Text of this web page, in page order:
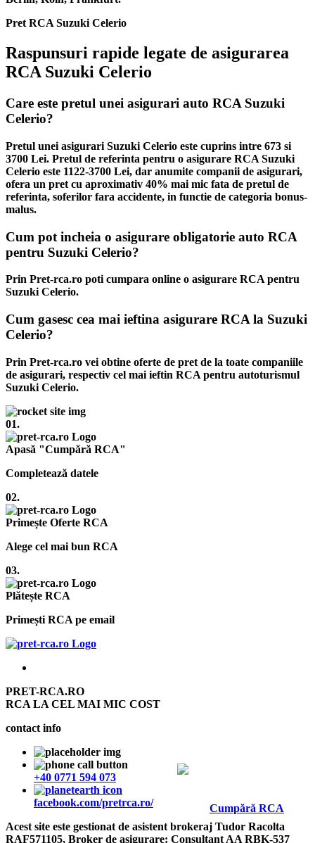
Pret RCA Suzuki Celerio
Raspunsuri rapide legate de asigurarea
RCA Suzuki Celerio
Care este pretul unei asigurari auto RCA Suzuki
Celerio?
Pretul unei asigurari Suzuki Celerio este cuprins intre 673 si
3700 Lei. Pretul de referinta pentru o asigurare RCA Suzuki
Celerio este 1122-3700 Lei, dar anumite companii de asigurari,
ofera un pret cu aproximativ 40% mai mic fata de pretul de
referinta, soferilor fara accidente, in functie de categoria bonus-
malus.
Cum pot incheia o asigurare obligatorie auto RCA
pentru Suzuki Celerio?
Prin Pret-rca.ro poti cumpara online o asigurare RCA pentru
Suzuki Celerio.
Cum gasesc cea mai ieftina asigurare RCA la Suzuki
Celerio?
Prin Pret-rca.ro vei obtine oferte de pret de la toate companiile
de asigurari, respectiv cel mai ieftin RCA pentru autoturismul
Suzuki Celerio.
01.
Apasă "Cumpără RCA"
Completează datele
02.
Primește Oferte RCA
Alege cel mai bun RCA
03.
Plătește RCA
Primești RCA pe email
Cumpără RCA
PRET-RCA.RO
RCA LA CEL MAI MIC COST
contact info
+40 0771 594 073
facebook.com/pretrca.ro/
Acest site este gestionat de asistent brokeraj Tudor Racolta
RAF571105, Broker de asigurare: Consultant AA RBK-537